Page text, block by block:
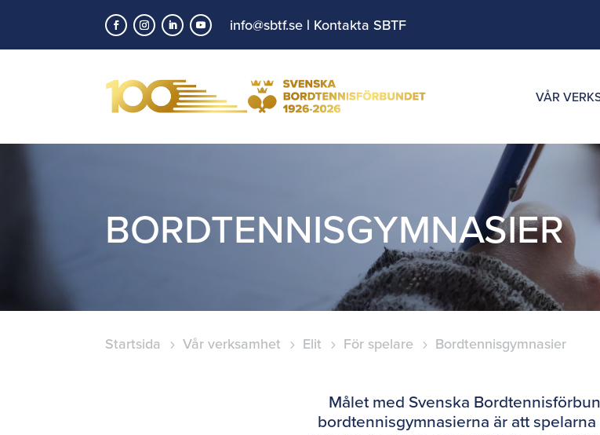
info@sbtf.se | Kontakta SBTF
VÅR
BORDTENNISGYMNASIER
Startsida 5 Vår verksamhet 5 Elit 5 För spelare 5 Bordtennisgymnasier
Målet med Svenska
bordtennisgymnasierna är att